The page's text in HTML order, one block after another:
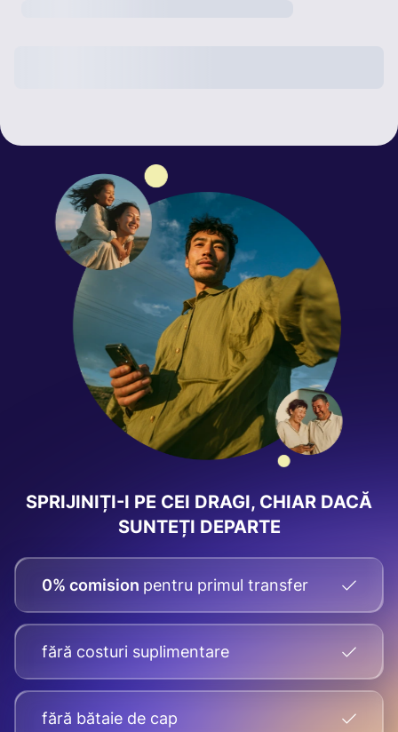
SPRIJINIȚI-I PE CEI DRAGI, CHIAR DACĂ
SUNTEȚI DEPARTE
0% comision pentru primul transfer
fără costuri suplimentare
fără bătaie de cap